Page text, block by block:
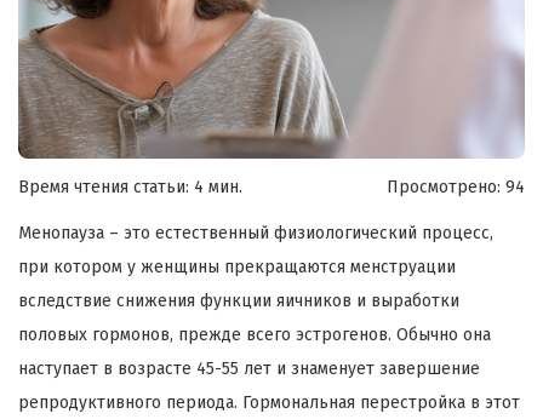
Время чтения статьи: 4 мин. Просмотрено: 94
Менопауза – это естественный физиологический процесс,
при котором у женщины прекращаются менструации
вследствие снижения функции яичников и выработки
половых гормонов, прежде всего эстрогенов. Обычно она
наступает в возрасте 45-55 лет и знаменует завершение
репродуктивного периода. Гормональная перестройка в этот